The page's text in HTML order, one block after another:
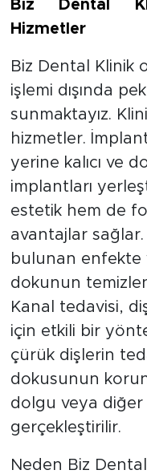
Biz Dental
Hizmetler
Biz Dental Klinik
işlemi dışında
sunmaktayız.
hizmetler.
yerine kalıcı ve
implantları
estetik hem de
avantajlar sağlar.
bulunan enfekte
dokunun
Kanal tedavisi,
için etkili bir
çürük dişlerin
dokusunun
dolgu veya
gerçekleştirilir.
Neden Biz